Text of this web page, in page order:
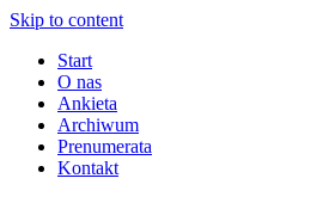
Skip to content
Start
O nas
Ankieta
Archiwum
Prenumerata
Kontakt